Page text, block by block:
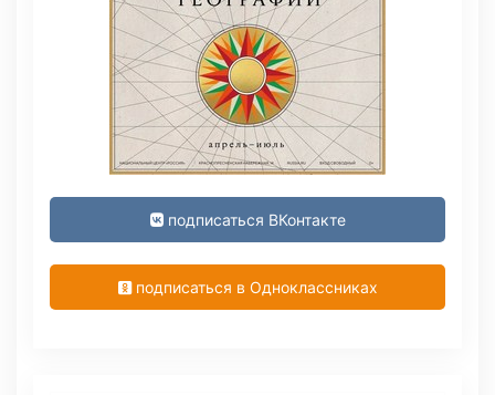
подписаться ВКонтакте
подписаться в Одноклассниках